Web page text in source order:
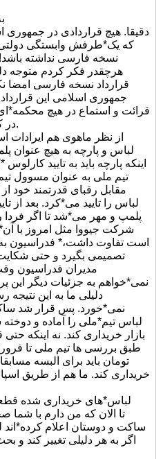
که یک*طرفش وابستگی دولتی
نسخه فارسی نداشته
هرچقدر فکر کردم متوجه
قرارداد نسخه فارسی امضا
جمهوری اسلامی این
قرائت و استماع در هیچ
در کشور خودمان از پایه ایراد دارد.
از نظر ماهوی هم ایرادات
لباس و پارچه به هیچ عنوان
اینکه پارچه باید به تایید
تیم ملی به عنوان مسوول
مقابل رقبای قدرتمند خود از
لباس را تایید می*کرد. بعد از
پلمپ و مهر می*شد تا اگر
شرکت جیووا مثل امروز با
است تفاوت داشت،* فدراسیون
تصمیمی بگیرد و حتی شکایت
مدیران فدراسیون
نمی*خواهم به جزئیات دیگر این
دلیلی ما به این نتیجه
نمی*خورد. پس قرار شد
لباس تیم*ملی را آماده و
بازار خریداری کند. نه اینکه
طبق بررسی ها تیم ملی تا
تومان باید برای البسه
خریداری کند. ما هم از طریق
* لباس*های خریداری شده
تا الان که من دارم با
ساکت و دوستان اعلام کرده*اند
اگر به هر دلیلی تغییر کند و